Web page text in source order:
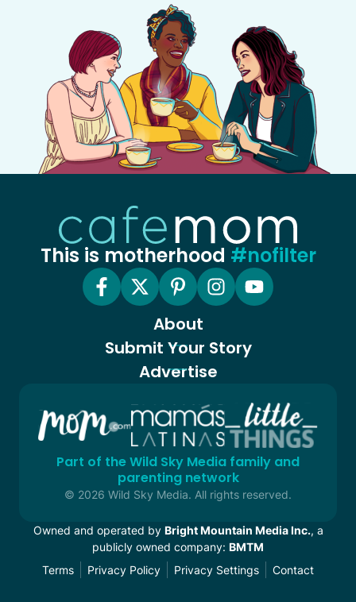
This is motherhood #nofilter
About
Submit Your Story
Advertise
Part of the Wild Sky Media family and
parenting network
© 2026 Wild Sky Media. All rights reserved.
Owned and operated by Bright Mountain Media Inc., a
publicly owned company: BMTM
Terms
Privacy Policy Privacy Settings Contact